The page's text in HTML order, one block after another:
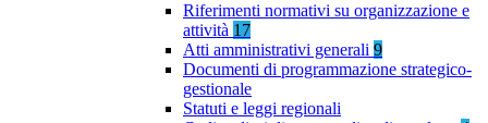
Riferimenti normativi su organizzazione e
attività 17
Atti amministrativi generali 9
Documenti di programmazione strategico-
gestionale
Statuti e leggi regionali